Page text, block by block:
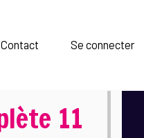
Contact Se connecter
11